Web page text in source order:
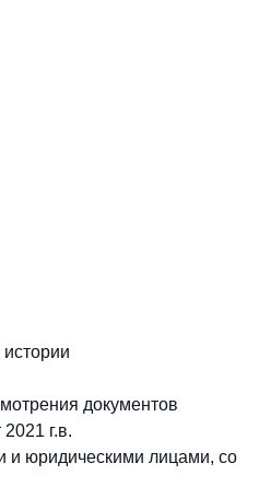
документов
г.в.
и юридическими лицами, со